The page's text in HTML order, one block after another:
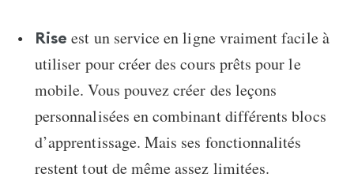
Rise est un service en ligne vraiment facile à
utiliser pour créer des cours prêts pour le
mobile. Vous pouvez créer des leçons
personnalisées en combinant différents blocs
d’apprentissage. Mais ses fonctionnalités
restent tout de même assez limitées.